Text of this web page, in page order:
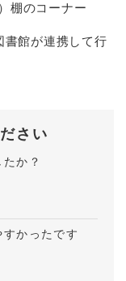
棚のコーナー
館が連携して行
さい
か？
かったです